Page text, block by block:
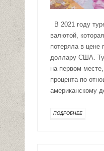
В 2021 году
валютой,
потеряла в цене
доллару США.
на первом
процента по
американскому
ПОДРОБНЕЕ